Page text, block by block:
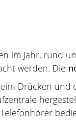
im Jahr, rund
werden. Die
Drücken